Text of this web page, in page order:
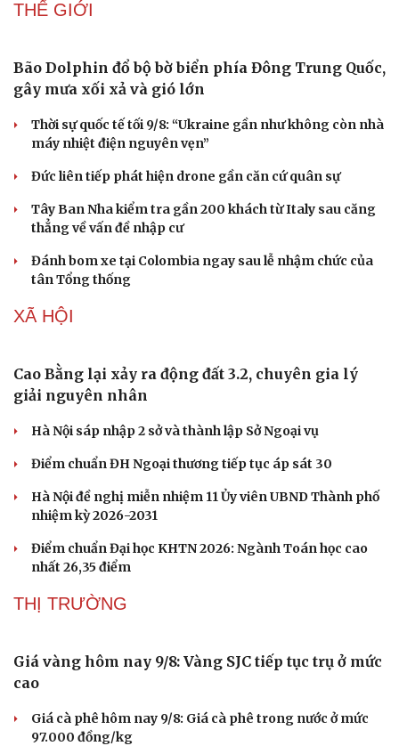
Doanh nghiệp
Thông tin doanh nghiệp
Doanh nghiệp 24h
Doanh nhân
Vì cộng đồng
Sành điệu
Tin Công nghệ
Chuyển đổi số
THẾ GIỚI
Bão Dolphin đổ bộ bờ biển phía Đông Trung Quốc,
gây mưa xối xả và gió lớn
Thời sự quốc tế tối 9/8: “Ukraine gần như không còn nhà
máy nhiệt điện nguyên vẹn”
Đức liên tiếp phát hiện drone gần căn cứ quân sự
Tây Ban Nha kiểm tra gần 200 khách từ Italy sau căng
thẳng về vấn đề nhập cư
Đánh bom xe tại Colombia ngay sau lễ nhậm chức của
tân Tổng thống
XÃ HỘI
Cao Bằng lại xảy ra động đất 3.2, chuyên gia lý
giải nguyên nhân
Hà Nội sáp nhập 2 sở và thành lập Sở Ngoại vụ
Điểm chuẩn ĐH Ngoại thương tiếp tục áp sát 30
Hà Nội đề nghị miễn nhiệm 11 Ủy viên UBND Thành phố
nhiệm kỳ 2026-2031
Điểm chuẩn Đại học KHTN 2026: Ngành Toán học cao
nhất 26,35 điểm
THỊ TRƯỜNG
Giá vàng hôm nay 9/8: Vàng SJC tiếp tục trụ ở mức
cao
Giá cà phê hôm nay 9/8: Giá cà phê trong nước ở mức
97.000 đồng/kg